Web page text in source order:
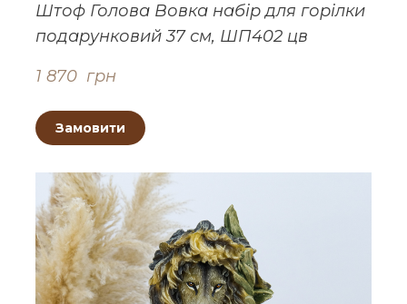
Штоф Голова Вовка набір для горілки
подарунковий 37 см, ШП402 цв
1 870  грн
Замовити